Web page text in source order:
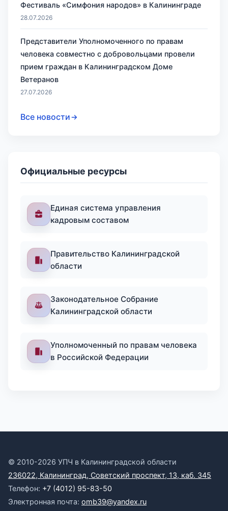
Фестиваль «Симфония народов» в Калининграде
28.07.2026
Представители Уполномоченного по правам
человека совместно с добровольцами провели
прием граждан в Калининградском Доме
Ветеранов
27.07.2026
Все новости
Официальные ресурсы
Единая система управления
кадровым составом
Правительство Калининградской
области
Законодательное Собрание
Калининградской области
Уполномоченный по правам человека
в Российской Федерации
© 2010-2026 УПЧ в Калининградской области
236022, Калининград, Советский проспект, 13, каб. 345
Телефон: +7 (4012) 95-83-50
Электронная почта: omb39@yandex.ru